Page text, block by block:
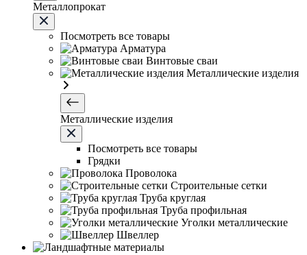
Металлопрокат
Посмотреть все товары
Арматура
Винтовые сваи
Металлические изделия
Металлические изделия
Посмотреть все товары
Грядки
Проволока
Строительные сетки
Труба круглая
Труба профильная
Уголки металлические
Швеллер